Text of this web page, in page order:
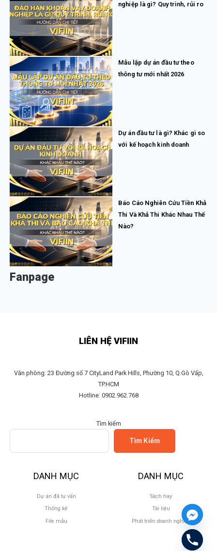
nghiệp là gì? Quy trình, rủi ro
Mẫu lập dự án đầu tư theo
thông tư mới nhất 2026
Dự án đầu tư là gì? Khác gì so
với kế hoạch kinh doanh
Báo Cáo Nghiên Cứu Tiền Khả
Thi Và Khả Thi Khác Nhau Thế
Nào?
Fanpage
LIÊN HỆ VIFIIN
Văn phòng: 23 Đường số 7 CityLand Park Hills, Phường 10, Q.Gò Vấp,
TP.HCM
Hotline: 0902.962.768
Tìm kiếm
Tìm Kiếm
DANH MỤC
Dự án đã tư vấn
Thống kê
File mẫu
DANH MỤC
Sách hay
Tài liệu
Phát triển doanh nghiệp